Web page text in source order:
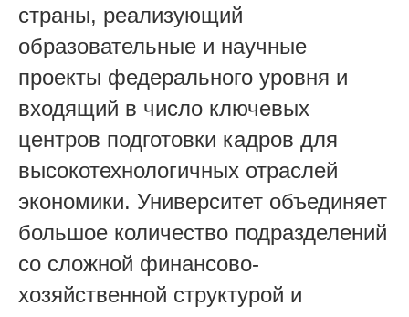
страны, реализующий
образовательные и научные
проекты федерального уровня и
входящий в число ключевых
центров подготовки кадров для
высокотехнологичных отраслей
экономики. Университет объединяет
большое количество подразделений
со сложной финансово-
хозяйственной структурой и